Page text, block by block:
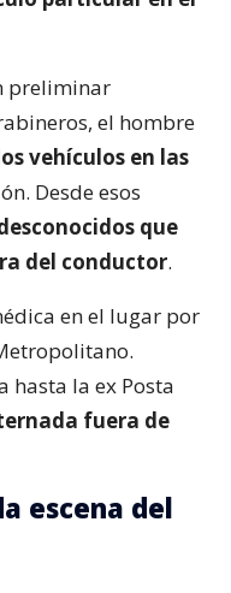
preliminar
el hombre
vehículos en las
Desde esos
que
del conductor.
en el lugar por
hasta la ex Posta
fuera de
escena del